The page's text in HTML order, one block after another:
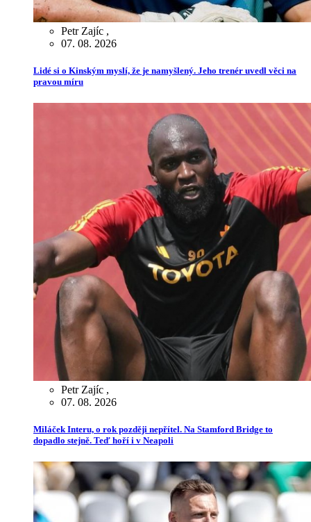
Petr Zajíc ,
07. 08. 2026
Lidé si o Kinským myslí, že je namyšlený. Jeho trenér uvedl věci na
pravou míru
Petr Zajíc ,
07. 08. 2026
Miláček Interu, o rok později nepřítel. Na Stamford Bridge to
dopadlo stejně. Teď hoří i v Neapoli